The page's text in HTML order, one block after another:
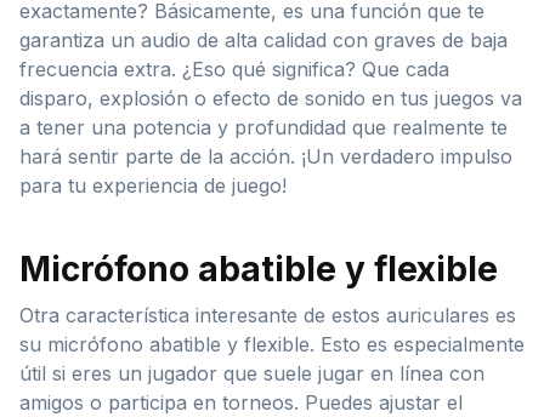
exactamente? Básicamente, es una función que te
garantiza un audio de alta calidad con graves de baja
frecuencia extra. ¿Eso qué significa? Que cada
disparo, explosión o efecto de sonido en tus juegos va
a tener una potencia y profundidad que realmente te
hará sentir parte de la acción. ¡Un verdadero impulso
para tu experiencia de juego!
Micrófono abatible y flexible
Otra característica interesante de estos auriculares es
su micrófono abatible y flexible. Esto es especialmente
útil si eres un jugador que suele jugar en línea con
amigos o participa en torneos. Puedes ajustar el